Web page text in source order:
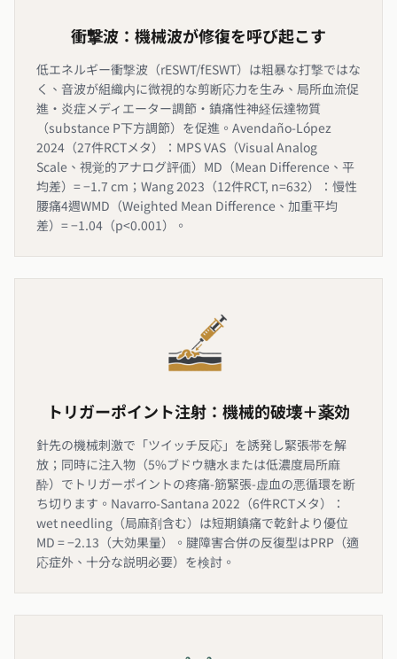
衝撃波：機械波が修復を呼び起こす
低エネルギー衝撃波（rESWT/fESWT）は粗暴な打撃ではな
く、音波が組織内に微視的な剪断応力を生み、局所血流促
進・炎症メディエーター調節・鎮痛性神経伝達物質
（substance P下方調節）を促進。Avendaño-López
2024（27件RCTメタ）：MPS VAS（Visual Analog
Scale、視覚的アナログ評価）MD（Mean Difference、平
均差）= −1.7 cm；Wang 2023（12件RCT, n=632）：慢性
腰痛4週WMD（Weighted Mean Difference、加重平均
差）= −1.04（p<0.001）。
トリガーポイント注射：機械的破壊＋薬効
針先の機械刺激で「ツイッチ反応」を誘発し緊張帯を解
放；同時に注入物（5%ブドウ糖水または低濃度局所麻
酔）でトリガーポイントの疼痛-筋緊張-虚血の悪循環を断
ち切ります。Navarro-Santana 2022（6件RCTメタ）：
wet needling（局麻剤含む）は短期鎮痛で乾針より優位
MD = −2.13（大効果量）。腱障害合併の反復型はPRP（適
応症外、十分な説明必要）を検討。